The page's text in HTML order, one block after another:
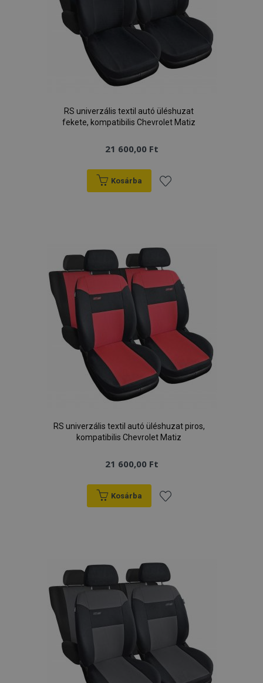
RS univerzális textil autó üléshuzat
fekete, kompatibilis Chevrolet Matiz
21 600,00 Ft
Kosárba
kívánságlistához
RS univerzális textil autó üléshuzat piros,
kompatibilis Chevrolet Matiz
21 600,00 Ft
Kosárba
kívánságlistához